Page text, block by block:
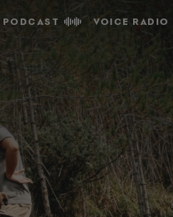
PODCAST VOICE RADIO